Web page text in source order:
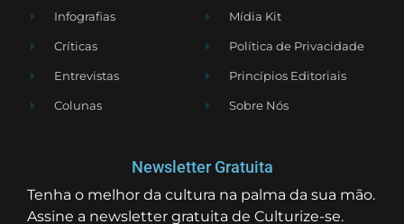
Infografias
Críticas
Entrevistas
Colunas
Mídia Kit
Política de Privacidade
Princípios Editoriais
Sobre Nós
Newsletter Gratuita
Tenha o melhor da cultura na palma da sua mão.
Assine a newsletter gratuita de Culturize-se.